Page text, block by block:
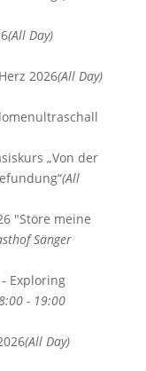
(All Day)
2026(All Day)
„Von der
(All
"Störe meine
Sänger
Exploring
- 19:00
(All Day)